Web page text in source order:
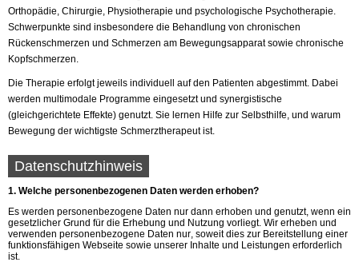
Orthopädie, Chirurgie, Physiotherapie und psychologische Psychotherapie.
Schwerpunkte sind insbesondere die Behandlung von chronischen
Rückenschmerzen und Schmerzen am Bewegungsapparat sowie chronische
Kopfschmerzen.
Die Therapie erfolgt jeweils individuell auf den Patienten abgestimmt. Dabei
werden multimodale Programme eingesetzt und synergistische
(gleichgerichtete Effekte) genutzt. Sie lernen Hilfe zur Selbsthilfe, und warum
Bewegung der wichtigste Schmerztherapeut ist.
Datenschutzhinweis
1. Welche personenbezogenen Daten werden erhoben?
Es werden personenbezogene Daten nur dann erhoben und genutzt, wenn ein
gesetzlicher Grund für die Erhebung und Nutzung vorliegt. Wir erheben und
verwenden personenbezogene Daten nur, soweit dies zur Bereitstellung einer
funktionsfähigen Webseite sowie unserer Inhalte und Leistungen erforderlich
ist.